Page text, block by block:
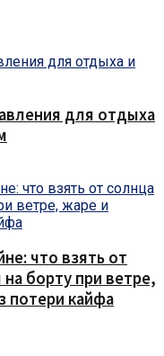
для отдыха
что взять от
борту при ветре,
потери кайфа